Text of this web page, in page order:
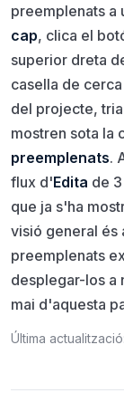
preemplenats a
cap, clica el
superior dreta
casella de
del projecte,
mostren sota la
preemplenats.
flux d'Edita de
que ja s'ha
visió general és
preemplenats
desplegar-los a
mai d'aquesta
Última